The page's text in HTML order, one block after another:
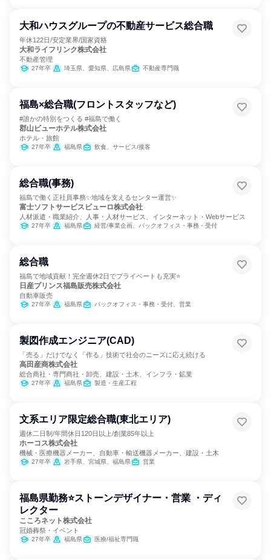
大和ハウスグループの不動産サービス総合職
年休122日/安定業界/国家資格
大和ライフリンク株式会社
不動産管理
27年卒 埼玉県、愛知県、広島県 不動産専門職
福島×総合職(フロントスタッフなど)
#誰かの特別をつくる #福島で働く
郡山ビューホテル株式会社
ホテル・旅館
27年卒 福島県 飲食、サービス/接客
総合職(事務)
福島で働く正社員事務✨地域を支えるセンター運営✨
富士ソフトサービスビューロ株式会社
人材派遣・職業紹介、人事・人材サービス、インターネット・Webサービス
27年卒 福島県 経営/事業企画、バックオフィス・事務・受付
総合職
福島で地域貢献！完全週休2日でプライベートも充実⭐
日産プリンス福島販売株式会社
自動車販売
27年卒 福島県 バックオフィス・事務・受付、営業
製図作成エンジニア(CAD)
「売る」だけでなく「作る」技術で社会のニーズに応え続ける
高田産商株式会社
総合商社・専門商社・卸売、建設・土木、インフラ・鉱業
27年卒 福島県 製造・生産工程
文系エリア限定総合職(東北エリア)
週休二日制/年間休日120日以上/創業85年以上
ホーコス株式会社
機械・医療機器メーカー、自動車・輸送機器メーカー、建設・土木
27年卒 岩手県、宮城県、福島県 営業
福島県勤務⭐ストーンデザイナー・営業 ・ディ
レクター
こころネット株式会社
冠婚葬祭・イベント
27年卒 福島県 医療/福祉専門職